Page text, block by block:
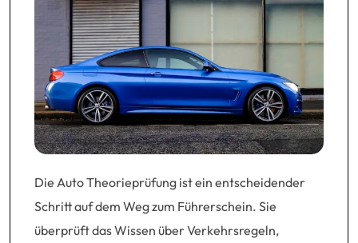
Die Auto Theorieprüfung ist ein entscheidender
Schritt auf dem Weg zum Führerschein. Sie
überprüft das Wissen über Verkehrsregeln,